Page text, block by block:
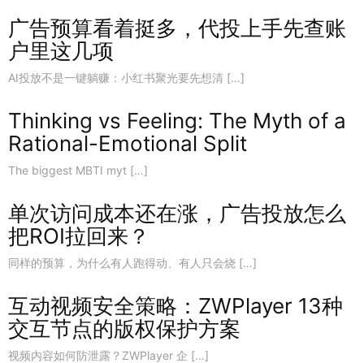
广告预算看着挺多，代投上手先查账
户里这几项
AI投放不是一键躺赚：小红书聚光要先想清 […]
Thinking vs Feeling: The Myth of a
Rational-Emotional Split
The biggest MBTI myt […]
单次访问成本还在涨，广告投放怎么
把ROI拉回来？
同样的预算，为什么有人跑得动、有人只会烧 […]
互动视频安全策略：ZWPlayer 13种
交互节点的版权保护方案
视频内容如何防泄露？ZWPlayer 企 […]